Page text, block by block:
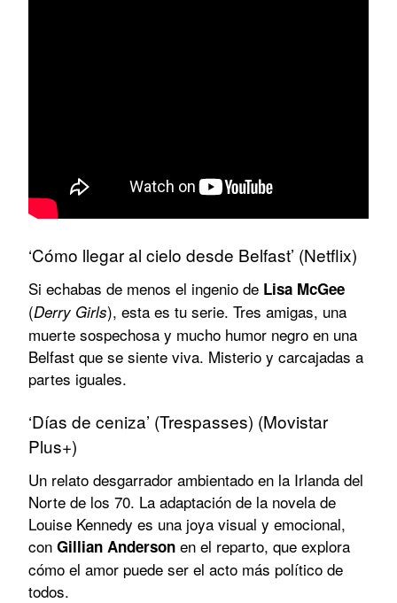
‘Cómo llegar al cielo desde Belfast’ (Netflix)
Si echabas de menos el ingenio de Lisa McGee
(Derry Girls), esta es tu serie. Tres amigas, una
muerte sospechosa y mucho humor negro en una
Belfast que se siente viva. Misterio y carcajadas a
partes iguales.
‘Días de ceniza’ (Trespasses) (Movistar
Plus+)
Un relato desgarrador ambientado en la Irlanda del
Norte de los 70. La adaptación de la novela de
Louise Kennedy es una joya visual y emocional,
con Gillian Anderson en el reparto, que explora
cómo el amor puede ser el acto más político de
todos.